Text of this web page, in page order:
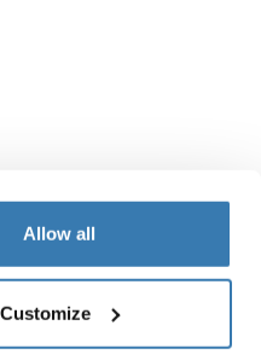
Allow all
Customize